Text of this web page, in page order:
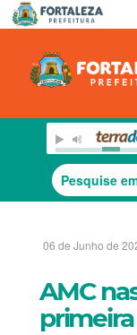
06 de Junho de
AMC